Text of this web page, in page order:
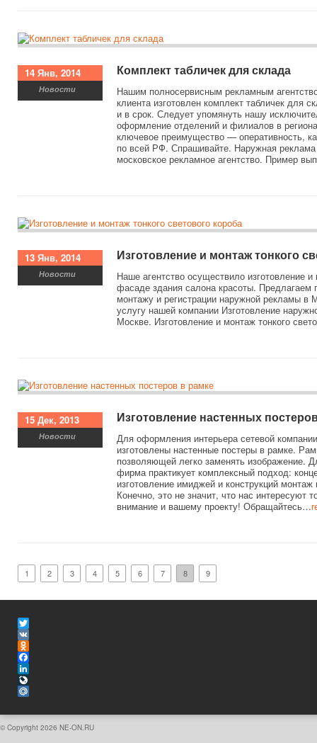
Комплект табличек для склада
Нашим полносервисным рекламным
клиента изготовлен комплект табличек для
и в срок. Следует упомянуть нашу
оформление отделений и филиалов в
ключевое преимущество — оперативность,
по всей РФ. Спрашивайте. Наружная
московское рекламное агентство. Пример
14 Янв, 2014
Новости
Изготовление и монтаж тонкого
Наше агентство осуществило изготовление и
фасаде здания салона красоты. Предлагаем
монтажу и регистрации наружной рекламы в
услугу нашей компании Изготовление
Москве. Изготовление и монтаж тонкого
13 Янв, 2014
Новости
Изготовление настенных
Для оформления интерьера сетевой
изготовлены настенные постеры в рамке.
позволяющей легко заменять изображение.
фирма практикует комплексный подход:
изготовление имиджей и конструкций
Конечно, это не значит, что нас интересуют
внимание и вашему проекту! Обращайтесь…
15 Дек, 2013
Новости
1 2 3 4 5 6 7 8 9
Twitter
VK
Odnoklassniki
Facebook
LinkedIn
LiveJournal
© Copyright 2026 NE-ON.RU